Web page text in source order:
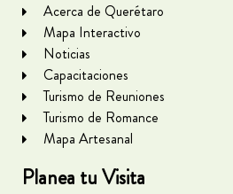
Acerca de Querétaro
Mapa Interactivo
Noticias
Capacitaciones
Turismo de Reuniones
Turismo de Romance
Mapa Artesanal
Planea tu Visita